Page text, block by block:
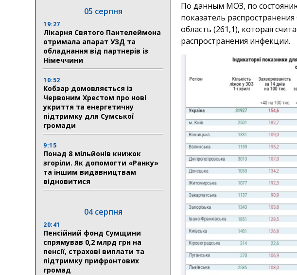
05 серпня
19:27
Лікарня Святого Пантелеймона
отримала апарат УЗД та
обладнання від партнерів із
Німеччини
10:52
Кобзар домовляється із
Червоним Хрестом про нові
укриття та енергетичну
підтримку для Сумської
громади
9:15
Понад 8 мільйонів книжок
згоріли. Як допомогти «Ранку»
та іншим видавництвам
відновитися
04 серпня
20:41
Пенсійний фонд Сумщини
спрямував 0,2 млрд грн на
пенсії, страхові виплати та
підтримку прифронтових
громад
По данным МОЗ, по
показатель
область (261,1), которая
распространения инфекции.